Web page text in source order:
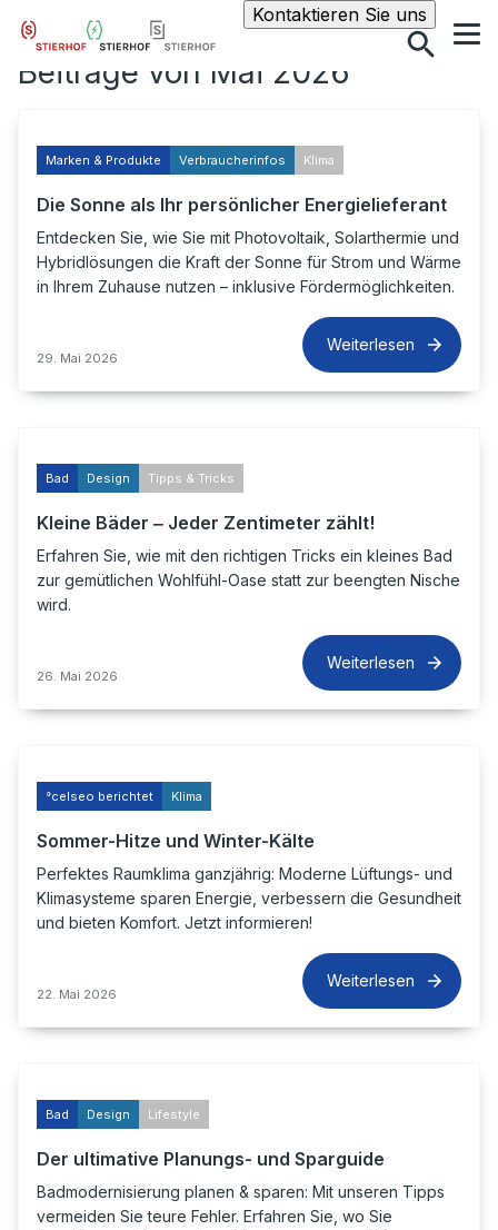
Kontaktieren Sie unsSuche
Beiträge von Mai 2026
Marken & Produkte Verbraucherinfos Klima
Die Sonne als Ihr persönlicher Energielieferant
Entdecken Sie, wie Sie mit Photovoltaik, Solarthermie und
Hybridlösungen die Kraft der Sonne für Strom und Wärme
in Ihrem Zuhause nutzen – inklusive Fördermöglichkeiten.
29. Mai 2026
Weiterlesen
Bad Design Tipps & Tricks
Kleine Bäder ‒ Jeder Zentimeter zählt!
Erfahren Sie, wie mit den richtigen Tricks ein kleines Bad
zur gemütlichen Wohlfühl-Oase statt zur beengten Nische
wird.
26. Mai 2026
Weiterlesen
°celseo berichtet Klima
Sommer-Hitze und Winter-Kälte
Perfektes Raumklima ganzjährig: Moderne Lüftungs- und
Klimasysteme sparen Energie, verbessern die Gesundheit
und bieten Komfort. Jetzt informieren!
22. Mai 2026
Weiterlesen
Bad Design Lifestyle
Der ultimative Planungs- und Sparguide
Badmodernisierung planen & sparen: Mit unseren Tipps
vermeiden Sie teure Fehler. Erfahren Sie, wo Sie